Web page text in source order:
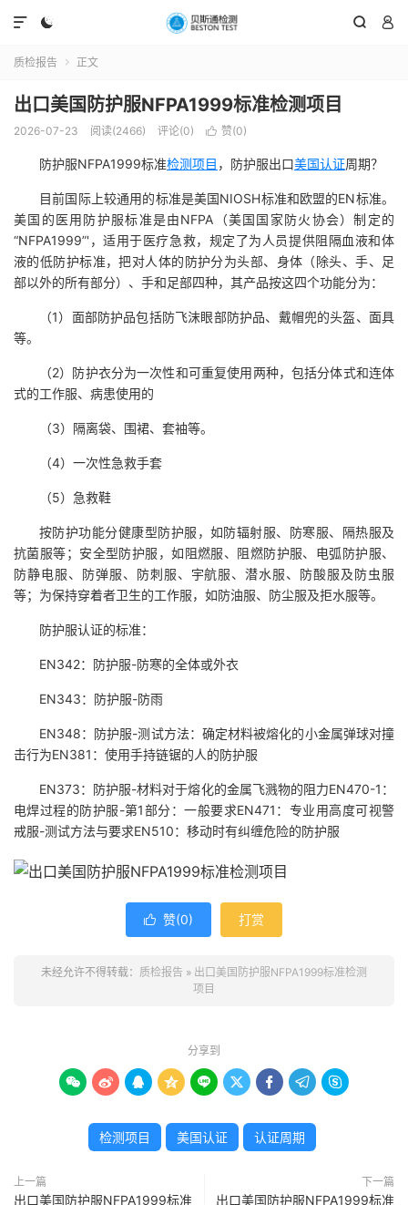
  

质检报告  正文
出口美国防护服NFPA1999标准检测项目
2026-07-23 阅读(2466) 评论(0)  赞(0)
防护服NFPA1999标准检测项目 ，防护服出口美国认证周期？
目前国际上较通用的标准是美国NIOSH标准和欧盟的EN标准。
美国的医用防护服标准是由NFPA（美国国家防火协会）制定的
“NFPA1999”'，适用于医疗急救，规定了为人员提供阻隔血液和体
液的低防护标准，把对人体的防护分为头部、身体（除头、手、足
部以外的所有部分）、手和足部四种，其产品按这四个功能分为：
（1）面部防护品包括防飞沫眼部防护品、戴帽兜的头盔、面具
等。
（2）防护衣分为一次性和可重复使用两种，包括分体式和连体
式的工作服、病患使用的
（3）隔离袋、围裙、套袖等。
（4）一次性急救手套
（5）急救鞋
按防护功能分健康型防护服，如防辐射服、防寒服、隔热服及
抗菌服等；安全型防护服，如阻燃服、阻燃防护服、电弧防护服、
防静电服、防弹服、防刺服、宇航服、潜水服、防酸服及防虫服
等；为保持穿着者卫生的工作服，如防油服、防尘服及拒水服等。
防护服认证的标准：
EN342：防护服-防寒的全体或外衣
EN343：防护服-防雨
EN348：防护服-测试方法：确定材料被熔化的小金属弹球对撞
击行为EN381：使用手持链锯的人的防护服
EN373：防护服-材料对于熔化的金属飞溅物的阻力EN470-1：
电焊过程的防护服-第1部分：一般要求EN471：专业用高度可视警
戒服-测试方法与要求EN510：移动时有纠缠危险的防护服
 赞(0) 打赏
未经允许不得转载： 质检报告 » 出口美国防护服NFPA1999标准检测
项目
分享到
        
检测项目 美国认证 认证周期
上一篇
出口美国防护服NFPA1999标准
下一篇
出口美国防护服NFPA1999标准